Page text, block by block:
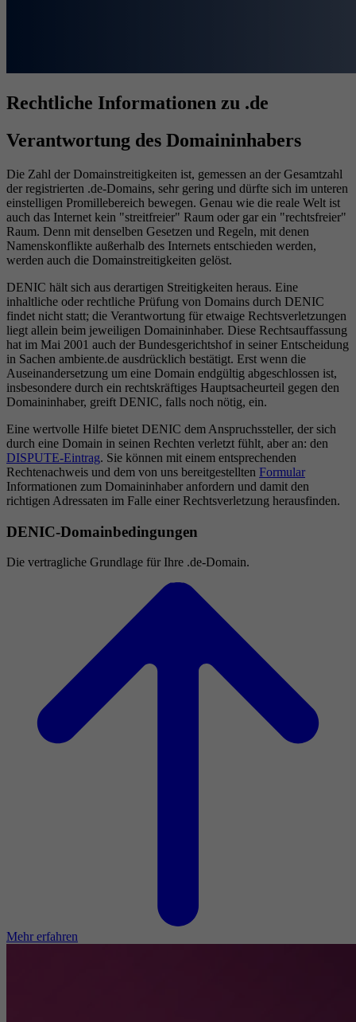
Rechtliche Informationen zu .de
Verantwortung des Domaininhabers
Die Zahl der Domainstreitigkeiten ist, gemessen an der Gesamtzahl
der registrierten .de-Domains, sehr gering und dürfte sich im unteren
einstelligen Promillebereich bewegen. Genau wie die reale Welt ist
auch das Internet kein "streitfreier" Raum oder gar ein "rechtsfreier"
Raum. Denn mit denselben Gesetzen und Regeln, mit denen
Namenskonflikte außerhalb des Internets entschieden werden,
werden auch die Domainstreitigkeiten gelöst.
DENIC hält sich aus derartigen Streitigkeiten heraus. Eine
inhaltliche oder rechtliche Prüfung von Domains durch DENIC
findet nicht statt; die Verantwortung für etwaige Rechtsverletzungen
liegt allein beim jeweiligen Domaininhaber. Diese Rechtsauffassung
hat im Mai 2001 auch der Bundesgerichtshof in seiner Entscheidung
in Sachen ambiente.de ausdrücklich bestätigt. Erst wenn die
Auseinandersetzung um eine Domain endgültig abgeschlossen ist,
insbesondere durch ein rechtskräftiges Hauptsacheurteil gegen den
Domaininhaber, greift DENIC, falls noch nötig, ein.
Eine wertvolle Hilfe bietet DENIC dem Anspruchssteller, der sich
durch eine Domain in seinen Rechten verletzt fühlt, aber an: den
DISPUTE-Eintrag. Sie können mit einem entsprechenden
Rechtenachweis und dem von uns bereitgestellten Formular
Informationen zum Domaininhaber anfordern und damit den
richtigen Adressaten im Falle einer Rechtsverletzung herausfinden.
DENIC-Domainbedingungen
Die vertragliche Grundlage für Ihre .de-Domain.
Mehr erfahren